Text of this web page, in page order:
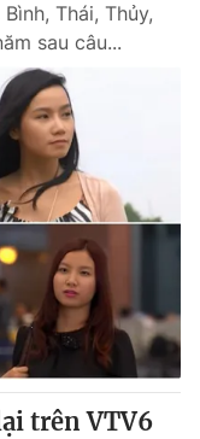
Thái, Thủy,
sau câu...
trên VTV6